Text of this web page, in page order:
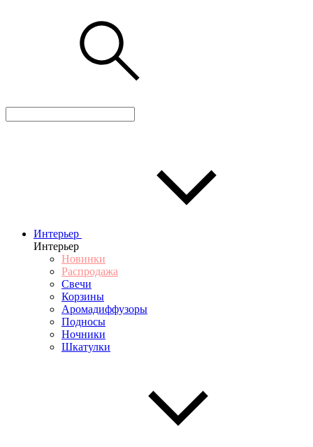
Интерьер
Интерьер
Новинки
Распродажа
Свечи
Корзины
Аромадиффузоры
Подносы
Ночники
Шкатулки